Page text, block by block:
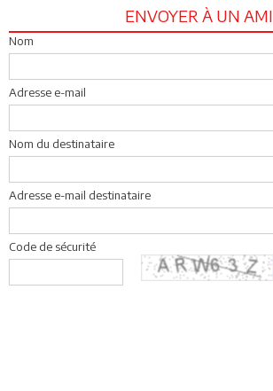
ENVOYER À UN AMI
Nom
Adresse e-mail
Nom du destinataire
Adresse e-mail destinataire
Code de sécurité